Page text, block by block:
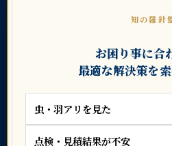
暮らしのトラブル大
知の羅針
お困り事に合
最適な解決策を索
虫・羽アリを見た
点検・見積結果が不安